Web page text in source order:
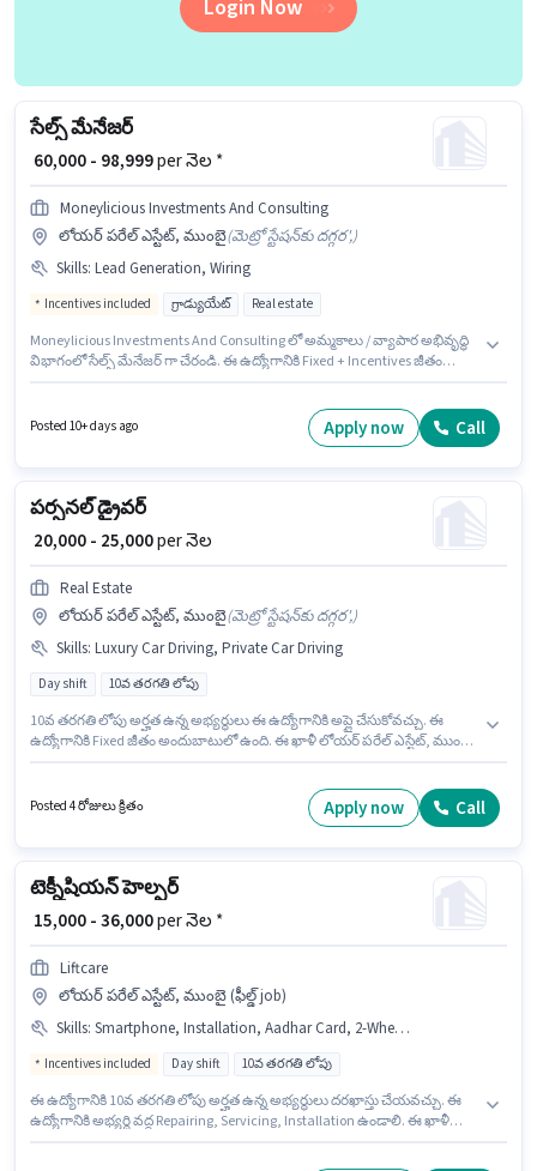
Login Now
సేల్స్ మేనేజర్
₹ 60,000 - 98,999per నెల *
Moneylicious Investments And Consulting
లోయర్ పరేల్ ఎస్టేట్, ముంబై(మెట్రో స్టేషన్‌కు దగ్గర',)
Skills: Lead Generation, Wiring
Incentives included గ్రాడ్యుయేట్ Real estate
Moneylicious Investments And Consulting లో అమ్మకాలు / వ్యాపార అభివృద్ధి
విభాగంలో సేల్స్ మేనేజర్ గా చేరండి. ఈ ఉద్యోగానికి Fixed + Incentives జీతం
కనీసం గ్రాడ్యుయేట్ డిగ్రీ లేదా సర్టిఫికెట్ కలిగి ఉండాలి. ఈ ఉద్యోగం 2 - 6+ ఏళ్లు
సంవత్సరాల అనుభవం ఉన్న వారికి కోసం అనుకూలంగా ఉంటుంది. మీరు నెలకు
Posted 10+ days ago Apply now Call
పర్సనల్ డ్రైవర్
₹ 20,000 - 25,000per నెల
Real Estate
లోయర్ పరేల్ ఎస్టేట్, ముంబై(మెట్రో స్టేషన్‌కు దగ్గర',)
Skills: Luxury Car Driving, Private Car Driving
Day shift 10వ తరగతి లోపు
10వ తరగతి లోపు అర్హత ఉన్న అభ్యర్థులు ఈ ఉద్యోగానికి అప్లై చేసుకోవచ్చు. ఈ
ఉద్యోగానికి Fixed జీతం అందుబాటులో ఉంది. ఈ ఖాళీ లోయర్ పరేల్ ఎస్టేట్, ముంబై
డ్రైవర్ గా చేరండి. ఈ ఉద్యోగం 1 - 6+ ఏళ్లు సంవత్సరాల అనుభవం ఉన్న వారికి కోసం
అనుకూలంగా ఉంటుంది. మీరు నెలకు ₹25000 వరకు సంపాదించవచ్చు.
Posted 4 రోజులు క్రితం Apply now Call
టెక్నీషియన్ హెల్పర్
₹ 15,000 - 36,000per నెల *
Liftcare
లోయర్ పరేల్ ఎస్టేట్, ముంబై (ఫీల్డ్ job)
Skills: Smartphone, Installation, Aadhar Card, 2-Wheeler Driving Licence, Repairing, PAN Card, Bank Account, ITI, Servicing
Incentives included Day shift 10వ తరగతి లోపు
ఈ ఉద్యోగానికి 10వ తరగతి లోపు అర్హత ఉన్న అభ్యర్థులు దరఖాస్తు చేయవచ్చు. ఈ
ఉద్యోగానికి అభ్యర్థి వద్ద Repairing, Servicing, Installation ఉండాలి. ఈ ఖాళీ